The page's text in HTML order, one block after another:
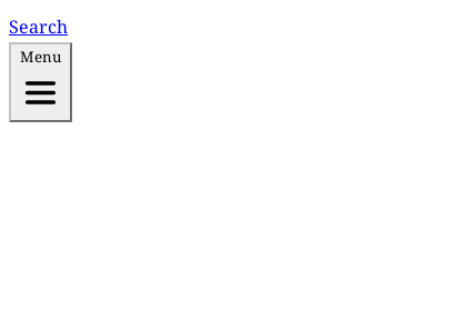
Search
Menu